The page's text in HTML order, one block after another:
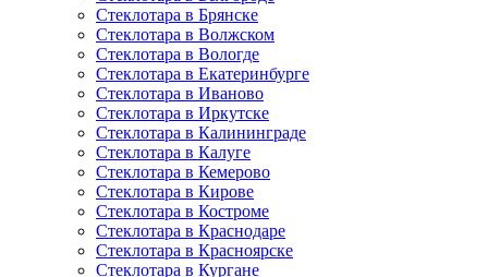
Стеклотара в Брянске
Стеклотара в Волжском
Стеклотара в Вологде
Стеклотара в Екатеринбурге
Стеклотара в Иваново
Стеклотара в Иркутске
Стеклотара в Калининграде
Стеклотара в Калуге
Стеклотара в Кемерово
Стеклотара в Кирове
Стеклотара в Костроме
Стеклотара в Краснодаре
Стеклотара в Красноярске
Стеклотара в Кургане